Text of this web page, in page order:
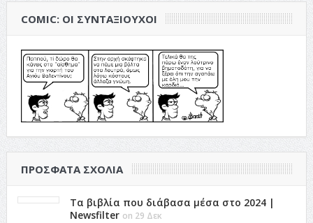
COMIC: ΟΙ ΣΥΝΤΑΞΙΟΎΧΟΙ
ΠΡΌΣΦΑΤΑ ΣΧΌΛΙΑ
Τα βιβλία που διάβασα μέσα στο 2024 |
Newsfilter on 29 Δεκ